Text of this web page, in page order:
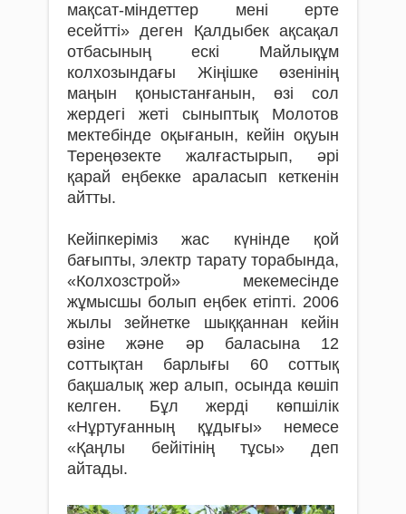
мақсат-міндеттер мені ерте
есейтті» деген Қалдыбек ақсақал
отбасының ескі Майлықұм
колхозындағы Жіңішке өзенінің
маңын қоныстанғанын, өзі сол
жердегі жеті сыныптық Молотов
мектебінде оқығанын, кейін оқуын
Тереңөзекте жалғастырып, әрі
қарай еңбекке араласып кеткенін
айтты.
Кейіпкеріміз жас күнінде қой
бағыпты, электр тарату торабында,
«Колхозстрой» мекемесінде
жұмысшы болып еңбек етіпті. 2006
жылы зейнетке шыққаннан кейін
өзіне және әр баласына 12
соттықтан барлығы 60 соттық
бақшалық жер алып, осында көшіп
келген. Бұл жерді көпшілік
«Нұртуғанның құдығы» немесе
«Қаңлы бейітінің тұсы» деп
айтады.